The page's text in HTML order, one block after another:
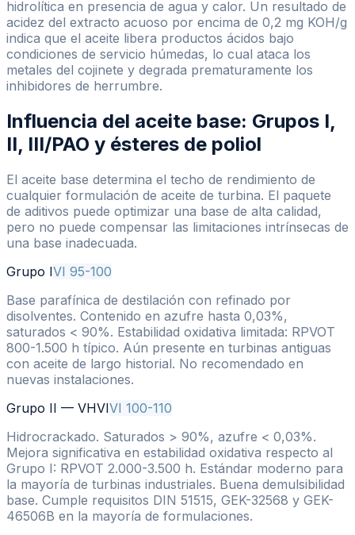
hidrolítica en presencia de agua y calor. Un resultado de
acidez del extracto acuoso por encima de 0,2 mg KOH/g
indica que el aceite libera productos ácidos bajo
condiciones de servicio húmedas, lo cual ataca los
metales del cojinete y degrada prematuramente los
inhibidores de herrumbre.
Influencia del aceite base: Grupos I,
II, III/PAO y ésteres de poliol
El aceite base determina el techo de rendimiento de
cualquier formulación de aceite de turbina. El paquete
de aditivos puede optimizar una base de alta calidad,
pero no puede compensar las limitaciones intrínsecas de
una base inadecuada.
Grupo IVI 95-100
Base parafínica de destilación con refinado por
disolventes. Contenido en azufre hasta 0,03%,
saturados < 90%. Estabilidad oxidativa limitada: RPVOT
800-1.500 h típico. Aún presente en turbinas antiguas
con aceite de largo historial. No recomendado en
nuevas instalaciones.
Grupo II — VHVIVI 100-110
Hidrocrackado. Saturados > 90%, azufre < 0,03%.
Mejora significativa en estabilidad oxidativa respecto al
Grupo I: RPVOT 2.000-3.500 h. Estándar moderno para
la mayoría de turbinas industriales. Buena demulsibilidad
base. Cumple requisitos DIN 51515, GEK-32568 y GEK-
46506B en la mayoría de formulaciones.